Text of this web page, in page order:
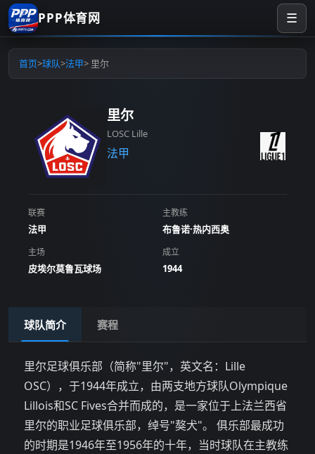
PPP体育网 ☰
首页>球队>法甲> 里尔
里尔
LOSC Lille
法甲
联赛
法甲
主教练
布鲁诺·热内西奥
主场
皮埃尔莫鲁瓦球场
成立
1944
球队简介 赛程
里尔足球俱乐部（简称"里尔"，英文名：Lille
OSC），于1944年成立，由两支地方球队Olympique
Lillois和SC Fives合并而成的，是一家位于上法兰西省
里尔的职业足球俱乐部，绰号"獒犬"。 俱乐部最成功
的时期是1946年至1956年的十年，当时球队在主教练